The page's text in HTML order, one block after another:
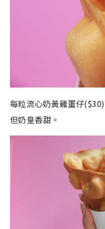
每粒流心奶黃雞蛋仔($30)
但奶皇香甜。